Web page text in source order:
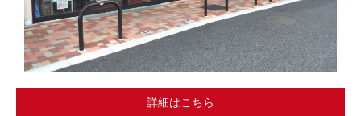
詳細はこちら